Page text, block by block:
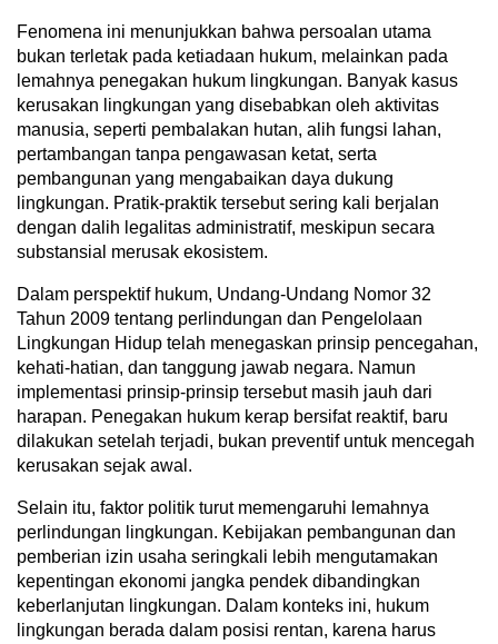
Fenomena ini menunjukkan bahwa persoalan utama
bukan terletak pada ketiadaan hukum, melainkan pada
lemahnya penegakan hukum lingkungan. Banyak kasus
kerusakan lingkungan yang disebabkan oleh aktivitas
manusia, seperti pembalakan hutan, alih fungsi lahan,
pertambangan tanpa pengawasan ketat, serta
pembangunan yang mengabaikan daya dukung
lingkungan. Pratik-praktik tersebut sering kali berjalan
dengan dalih legalitas administratif, meskipun secara
substansial merusak ekosistem.
Dalam perspektif hukum, Undang-Undang Nomor 32
Tahun 2009 tentang perlindungan dan Pengelolaan
Lingkungan Hidup telah menegaskan prinsip pencegahan,
kehati-hatian, dan tanggung jawab negara. Namun
implementasi prinsip-prinsip tersebut masih jauh dari
harapan. Penegakan hukum kerap bersifat reaktif, baru
dilakukan setelah terjadi, bukan preventif untuk mencegah
kerusakan sejak awal.
Selain itu, faktor politik turut memengaruhi lemahnya
perlindungan lingkungan. Kebijakan pembangunan dan
pemberian izin usaha seringkali lebih mengutamakan
kepentingan ekonomi jangka pendek dibandingkan
keberlanjutan lingkungan. Dalam konteks ini, hukum
lingkungan berada dalam posisi rentan, karena harus